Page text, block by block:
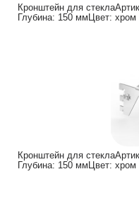
Кронштейн для
Глубина: 150 ммЦвет: хром
Кронштейн для
Глубина: 150 ммЦвет: хром